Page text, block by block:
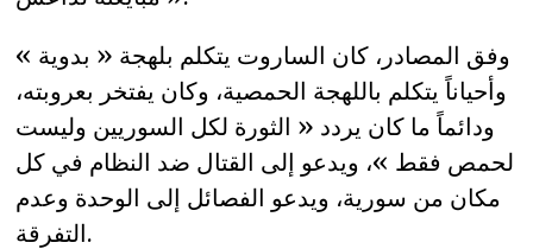
وفق المصادر، كان الساروت يتكلم بلهجة « بدوية »
وأحياناً يتكلم باللهجة الحمصية، وكان يفتخر بعروبته،
ودائماً ما كان يردد « الثورة لكل السوريين وليست
لحمص فقط »، ويدعو إلى القتال ضد النظام في كل
مكان من سورية، ويدعو الفصائل إلى الوحدة وعدم
التفرقة.